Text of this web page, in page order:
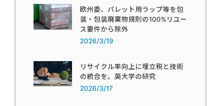
欧州委、パレット用ラップ等を包
装・包装廃棄物規則の100%リユー
ス要件から除外
2026/3/19
リサイクル率向上に埋立税と技術
の統合を。英大学の研究
2026/3/17